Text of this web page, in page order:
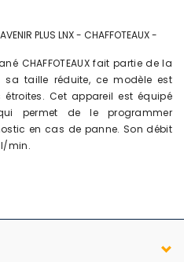
PLUS LNX - CHAFFOTEAUX -
CHAFFOTEAUX fait partie de la
sa taille réduite, ce modèle est
Cet appareil est équipé
permet de le programmer
en cas de panne. Son débit
l/min.